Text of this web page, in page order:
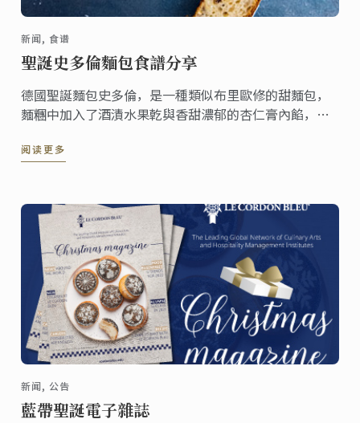
新闻, 食谱
聖誕史多倫麵包食譜分享
德國聖誕麵包史多倫，是一種類似布里歐修的甜麵包，
麵糰中加入了酒漬水果亁與香甜濃郁的杏仁膏內餡，出
可做出兩個，無論是聚會或當成禮物來送都很合適。
阅读更多
新闻, 公告
藍帶聖誕電子雜誌